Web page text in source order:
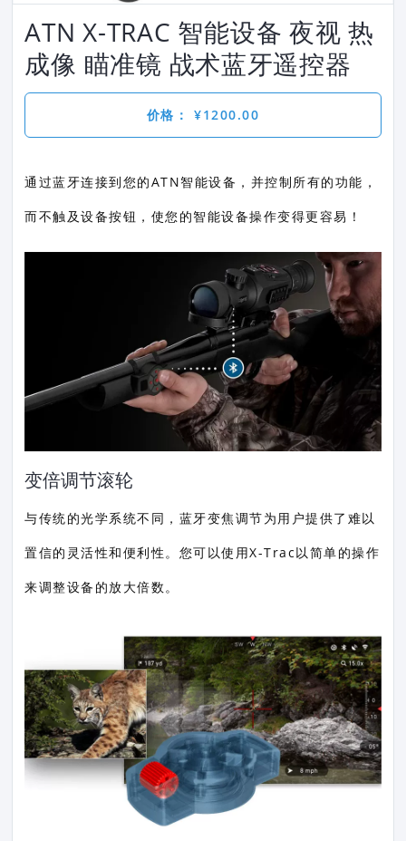
ATN X-TRAC 智能设备 夜视 热
成像 瞄准镜 战术蓝牙遥控器
价格： ¥1200.00
通过蓝牙连接到您的ATN智能设备，并控制所有的功能，
而不触及设备按钮，使您的智能设备操作变得更容易！
变倍调节滚轮
与传统的光学系统不同，蓝牙变焦调节为用户提供了难以
置信的灵活性和便利性。您可以使用X-Trac以简单的操作
来调整设备的放大倍数。